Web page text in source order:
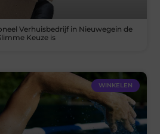
Verhuisbedrijf in Nieuwegein de
Keuze is
WINKELEN